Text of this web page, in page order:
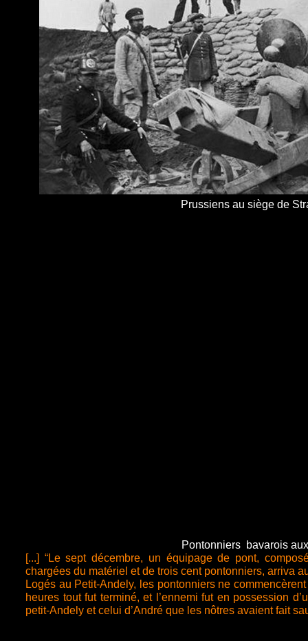
Pontonniers bavarois
[...] “Le sept décembre, un équipage de pont,
chargées du matériel et de trois cent pontonniers, arriva
Logés au Petit-Andely, les pontonniers ne
heures tout fut terminé, et l’ennemi fut en possession
petit-Andely et celui d’André que les nôtres avaient fait
Prussiens au siège de